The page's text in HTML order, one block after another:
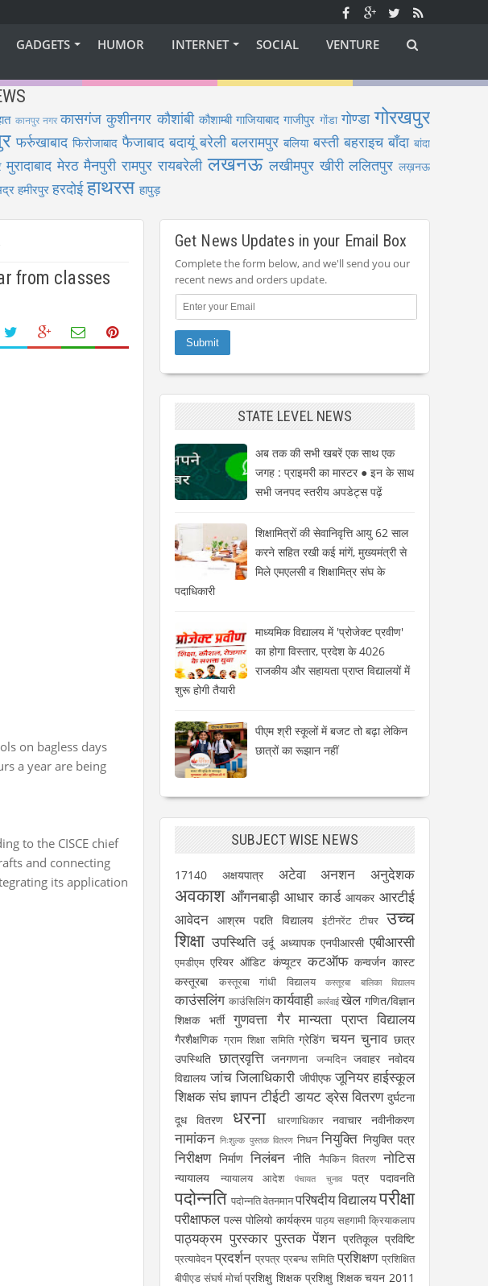
GADGETS HUMOR INTERNET SOCIAL VENTURE
कानपुर नगर कासगंज कुशीनगर कौशांबी कौशाम्बी गाजियाबाद गाजीपुर गोंडा गोण्डा गोरखपुर
फर्रुखाबाद फिरोजाबाद फैजाबाद बदायूं बरेली बलरामपुर बलिया बस्ती बहराइच बाँदा बांदा
मुरादाबाद मेरठ मैनपुरी रामपुर रायबरेली लखनऊ लखीमपुर खीरी ललितपुर लख़नऊ
हमीरपुर हरदोई हाथरस हापुड़
from classes
on bagless days
a year are being
to the CISCE chief
and connecting
its application
Get News Updates in your Email Box
Complete the form below, and we'll send you our
recent news and orders update.
STATE LEVEL NEWS
अब तक की सभी खबरें एक साथ एक
जगह : प्राइमरी का मास्टर ● इन के साथ
सभी जनपद स्तरीय अपडेट्स पढ़ें
शिक्षामित्रों की सेवानिवृत्ति आयु 62 साल
करने सहित रखी कई मांगें, मुख्यमंत्री से
मिले एमएलसी व शिक्षामित्र संघ के
पदाधिकारी
माध्यमिक विद्यालय में 'प्रोजेक्ट प्रवीण'
का होगा विस्तार, प्रदेश के 4026
राजकीय और सहायता प्राप्त विद्यालयों में
शुरू होगी तैयारी
पीएम श्री स्कूलों में बजट तो बढ़ा लेकिन
छात्रों का रूझान नहीं
SUBJECT WISE NEWS
17140 अक्षयपात्र अटेवा अनशन अनुदेशक
अवकाश आँगनबाड़ी आधार कार्ड आयकर आरटीई
आवेदन आश्रम पद्दति विद्यालय इंटीनरेंट टीचर उच्च
शिक्षा उपस्थिति उर्दू अध्यापक एनपीआरसी एबीआरसी
एमडीएम एरियर ऑडिट कंप्यूटर कटऑफ कन्वर्जन कास्ट
कस्तूरबा
कस्तूरबा गांधी विद्यालय कस्तूरबा बालिका विद्यालय
काउंसलिंग काउंसिलिंग कार्यवाही कार्रवाई खेल गणित/विज्ञान
शिक्षक भर्ती
गुणवत्ता गैर मान्यता प्राप्त विद्यालय
गैरशैक्षणिक ग्राम शिक्षा समिति ग्रेडिंग चयन चुनाव छात्र
उपस्थिति छात्रवृत्ति जनगणना जन्मदिन जवाहर नवोदय
विद्यालय जांच जिलाधिकारी जीपीएफ जूनियर हाईस्कूल
शिक्षक संघ ज्ञापन टीईटी डायट ड्रेस वितरण दुर्घटना
दूध वितरण
धरना धारणाधिकार नवाचार नवीनीकरण
नामांकन निःशुल्क पुस्तक वितरण निधन नियुक्ति नियुक्ति पत्र
निरीक्षण निर्माण निलंबन नीति नैपकिन वितरण नोटिस
न्यायालय न्यायालय आदेश पंचायत चुनाव पत्र पदावनति
पदोन्नति पदोन्नति वेतनमानपरिषदीय विद्यालयपरीक्षा
परीक्षाफल पल्स पोलियो कार्यक्रम पाठ्य सहगामी क्रियाकलाप
पाठ्यक्रम पुरस्कार पुस्तक पेंशन प्रतिकूल प्रविष्टि
प्रत्यावेदन प्रदर्शन प्रपत्र प्रबन्ध समिति प्रशिक्षण प्रशिक्षित
बीपीएड संघर्ष मोर्चा प्रशिक्षु शिक्षक प्रशिक्षु शिक्षक चयन 2011